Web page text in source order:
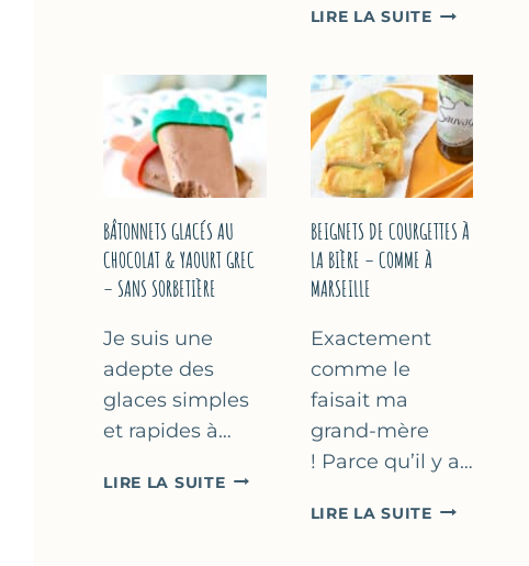
&
FLEUR
D’ORANGER
LIRE LA SUITESOUPE
AU
CITRON
&
BASILIC
BÂTONNETS GLACÉS AU
CHOCOLAT & YAOURT GREC
– SANS SORBETIÈRE
Je suis une
adepte des
glaces simples
et rapides à…
LIRE LA SUITEBÂTONNETS
BEIGNETS DE COURGETTES À
LA BIÈRE – COMME À
MARSEILLE
Exactement
comme le
faisait ma
grand-mère
! Parce qu’il y a…
LIRE LA SUITEBEIGNETS